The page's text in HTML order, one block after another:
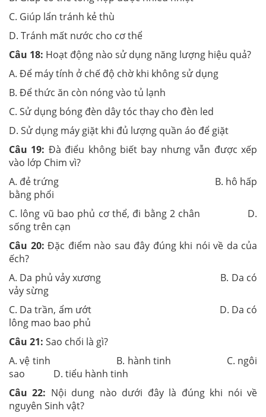
C. Giúp lẩn tránh kẻ thù
D. Tránh mất nước cho cơ thể
Câu 18: Hoạt động nào sử dụng năng lượng hiệu quả?
A. Để máy tính ở chế độ chờ khi không sử dụng
B. Để thức ăn còn nóng vào tủ lạnh
C. Sử dụng bóng đèn dây tóc thay cho đèn led
D. Sử dụng máy giặt khi đủ lượng quần áo để giặt
Câu 19: Đà điểu không biết bay nhưng vẫn được xếp
vào lớp Chim vì?
A. đẻ trứng B. hô hấp
bằng phổi
C. lông vũ bao phủ cơ thể, đi bằng 2 chân D.
sống trên cạn
Câu 20: Đặc điểm nào sau đây đúng khi nói về da của
ếch?
A. Da phủ vảy xương B. Da có
vảy sừng
C. Da trần, ẩm ướt D. Da có
lông mao bao phủ
Câu 21: Sao chổi là gì?
A. vệ tinh B. hành tinh C. ngôi
sao D. tiểu hành tinh
Câu 22: Nội dung nào dưới đây là đúng khi nói về
nguyên Sinh vật?